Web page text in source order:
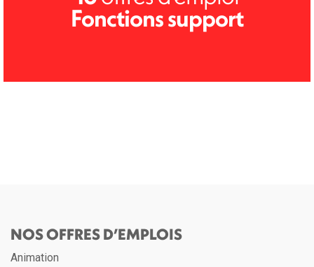
Fonctions support
NOS OFFRES D’EMPLOIS
Animation